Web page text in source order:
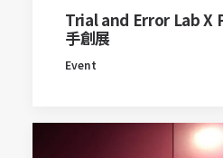
Trial and Error Lab X
手創展
Event